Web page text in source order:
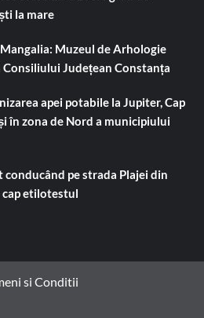
la mare
Muzeul de Arhologie
Județean Constanța
apei potabile la Jupiter, Cap
în zona de Nord a municipiului
pe strada Plajei din
cap etilotestul
si Conditii